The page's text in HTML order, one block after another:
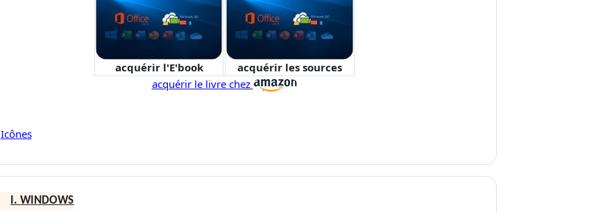
acquérir l'E'book
acquérir les sources
acquérir le livre chez
IcônesPage
I. WINDOWS